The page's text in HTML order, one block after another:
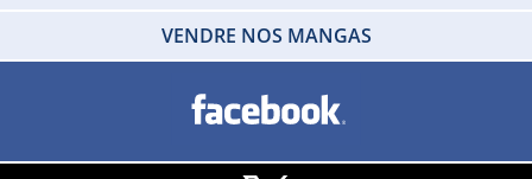
VENDRE NOS MANGAS